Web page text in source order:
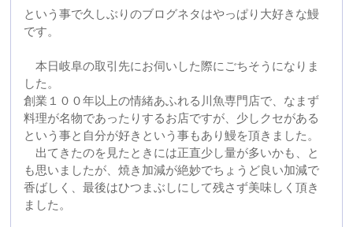
本日岐阜の取引先にお伺いした際にごちそうになりま
創業１００年以上の情緒あふれる川魚専門店で、なまず
料理が名物であったりするお店ですが、少しクセがある
という事と自分が好きという事もあり鰻を頂きました。
出てきたのを見たときには正直少し量が多いかも、と
も思いましたが、焼き加減が絶妙でちょうど良い加減で
香ばしく、最後はひつまぶしにして残さず美味しく頂き
ました。
本当にまた行きたいと思うお店です。